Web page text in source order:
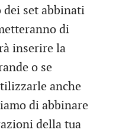
dei set abbinati
di
inserire la
o se
anche
di abbinare
della tua